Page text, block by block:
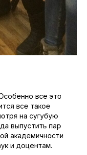
все это
все такое
на сугубую
выпустить пар
академичности
и доцентам.